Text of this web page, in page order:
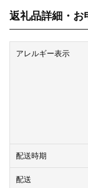
返礼品詳細・お
アレルギー表示
配送時期
配送